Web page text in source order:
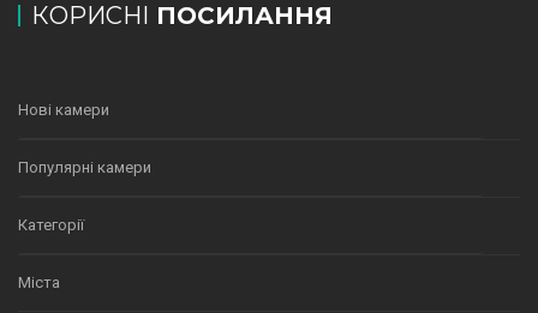
КОРИСНІ ПОСИЛАННЯ
Нові камери
Популярні камери
Категорії
Міста